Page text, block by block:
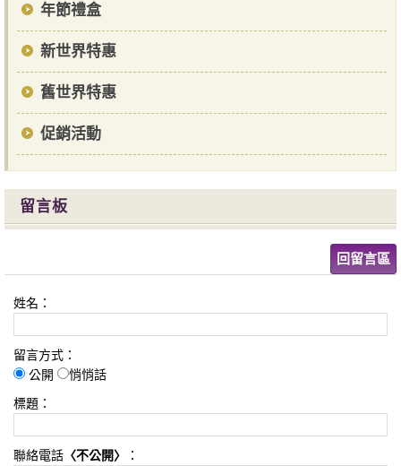
年節禮盒
新世界特惠
舊世界特惠
促銷活動
留言板
回留言區
姓名：
留言方式：
公開
悄悄話
標題：
聯絡電話 〈不公開〉 ：